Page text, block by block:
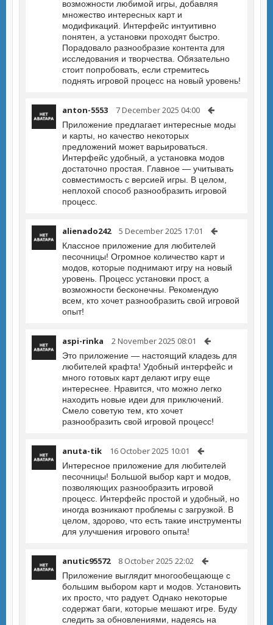
возможности любимой игры, добавляя
множество интересных карт и
модификаций. Интерфейс интуитивно
понятен, а установки проходят быстро.
Порадовало разнообразие контента для
исследования и творчества. Обязательно
стоит попробовать, если стремитесь
поднять игровой процесс на новый уровень!
anton-5553 7 December 2025 04:00
Приложение предлагает интересные моды
и карты, но качество некоторых
предложений может варьироваться.
Интерфейс удобный, а установка модов
достаточно простая. Главное — учитывать
совместимость с версией игры. В целом,
неплохой способ разнообразить игровой
процесс.
alienado242 5 December 2025 17:01
Классное приложение для любителей
песочницы! Огромное количество карт и
модов, которые поднимают игру на новый
уровень. Процесс установки прост, а
возможности бесконечны. Рекомендую
всем, кто хочет разнообразить свой игровой
опыт!
aspi-rinka 2 November 2025 08:01
Это приложение — настоящий кладезь для
любителей крафта! Удобный интерфейс и
много готовых карт делают игру еще
интереснее. Нравится, что можно легко
находить новые идеи для приключений.
Смело советую тем, кто хочет
разнообразить свой игровой процесс!
anuta-tik 16 October 2025 10:01
Интересное приложение для любителей
песочницы! Большой выбор карт и модов,
позволяющих разнообразить игровой
процесс. Интерфейс простой и удобный, но
иногда возникают проблемы с загрузкой. В
целом, здорово, что есть такие инструменты
для улучшения игрового опыта!
anutic95572 8 October 2025 22:02
Приложение выглядит многообещающе с
большим выбором карт и модов. Установить
их просто, что радует. Однако некоторые
содержат баги, которые мешают игре. Буду
следить за обновлениями, надеясь на